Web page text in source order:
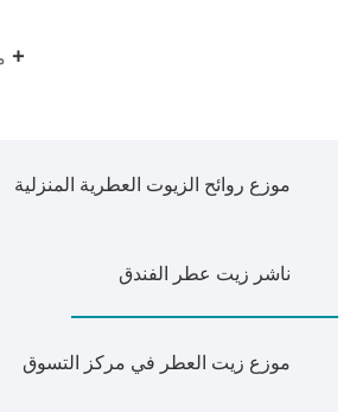
موزع روائح الزيوت العطرية المنزلية
ناشر زيت عطر الفندق
موزع زيت العطر في مركز التسوق